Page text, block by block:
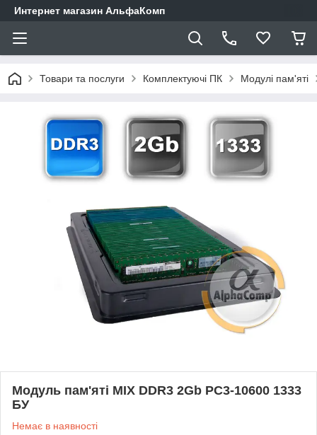
Интернет магазин АльфаКомп
Товари та послуги Комплектуючі ПК Модулі пам'яті
Модуль пам'яті MIX DDR3 2Gb PC3-10600 1333
БУ
Немає в наявності